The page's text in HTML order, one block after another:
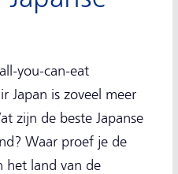
you-can-eat
Japan is zoveel meer
zijn de beste Japanse
Waar proef je de
het land van de